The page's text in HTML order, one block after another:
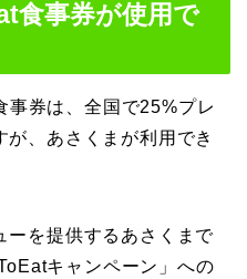
食事券が使用で
事券は、全国で25%プレ
が、あさくまが利用でき
ーを提供するあさくまで
キャンペーン」への